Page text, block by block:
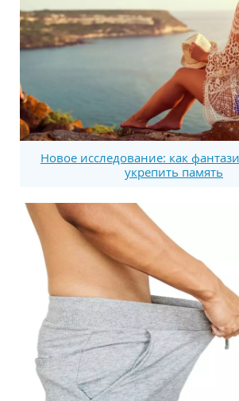
Новое исследование: как
укрепить память